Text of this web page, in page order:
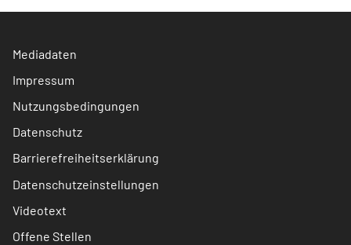
Mediadaten
Impressum
Nutzungsbedingungen
Datenschutz
Barrierefreiheitserklärung
Datenschutzeinstellungen
Videotext
Offene Stellen